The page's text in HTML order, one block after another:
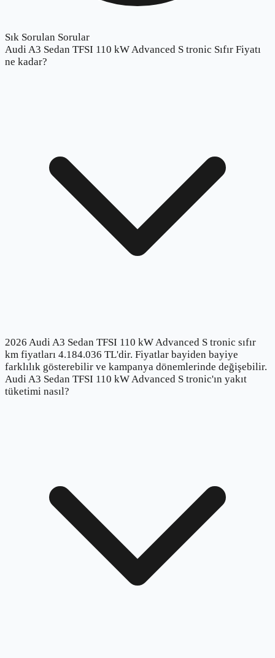
Sık Sorulan Sorular
Audi A3 Sedan TFSI 110 kW Advanced S tronic Sıfır Fiyatı
ne kadar?
2026 Audi A3 Sedan TFSI 110 kW Advanced S tronic sıfır
km fiyatları 4.184.036 TL'dir. Fiyatlar bayiden bayiye
farklılık gösterebilir ve kampanya dönemlerinde değişebilir.
Audi A3 Sedan TFSI 110 kW Advanced S tronic'ın yakıt
tüketimi nasıl?